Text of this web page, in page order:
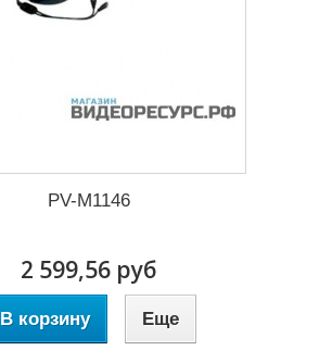
PV-M1146
2 599,56 руб
В корзину Еще